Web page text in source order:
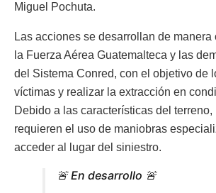
Miguel Pochuta.
Las acciones se desarrollan de manera
la Fuerza Aérea Guatemalteca y las
del Sistema Conred, con el objetivo de
víctimas y realizar la extracción en
Debido a las características del
requieren el uso de maniobras
acceder al lugar del siniestro.
🚨 En desarrollo 🚨